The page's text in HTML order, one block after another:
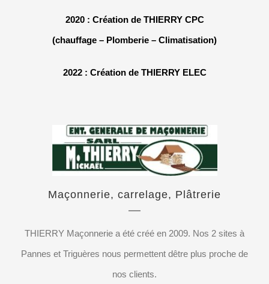
2020 : Création de THIERRY CPC
(chauffage – Plomberie – Climatisation)
2022 : Création de THIERRY ELEC
Maçonnerie, carrelage, Plâtrerie
THIERRY Maçonnerie a été créé en 2009. Nos 2 sites à
Pannes et Triguères nous permettent dêtre plus proche de
nos clients.